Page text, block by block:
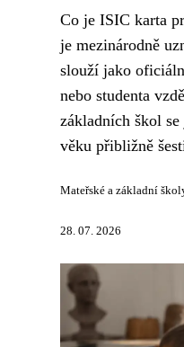
Co je ISIC karta
je mezinárodně
slouží jako
nebo studenta
základních škol
věku přibližně
Mateřské a základní
28. 07. 2026